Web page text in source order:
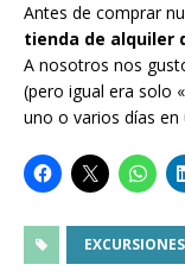
Antes de comprar
tienda de alquiler
A nosotros nos
(pero igual era solo
uno o varios días
EXCURSIONES